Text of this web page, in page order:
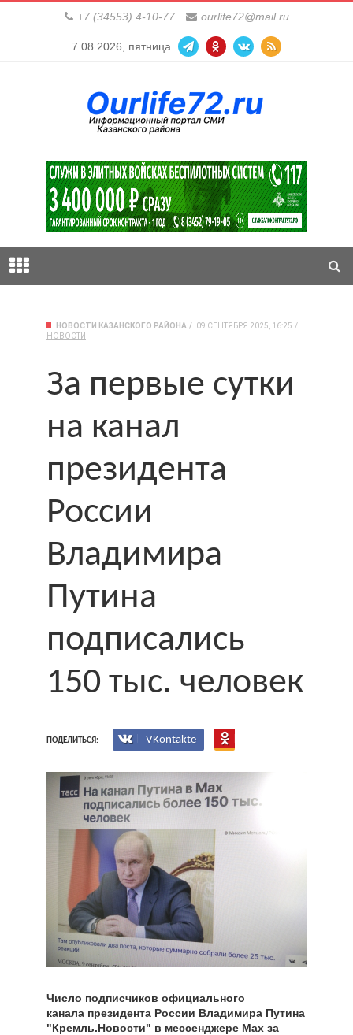
+7 (34553) 4-10-77 ourlife72@mail.ru
7.08.2026, пятница
НОВОСТИ КАЗАНСКОГО РАЙОНА
09 СЕНТЯБРЯ 2025, 16:25
НОВОСТИ
За первые сутки
на канал
президента
России
Владимира
Путина
подписались
150 тыс. человек
ПОДЕЛИТЬСЯ: VKontakte
Число подписчиков официального
канала президента России Владимира Путина
"Кремль.Новости" в мессенджере Max за